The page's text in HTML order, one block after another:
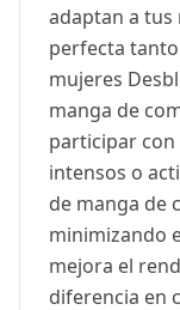
adaptan a tus
perfecta
mujeres
manga de
participar
intensos o
de manga de
minimizando
mejora el
diferencia en